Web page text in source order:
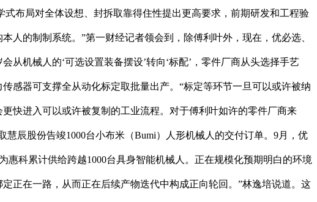
布局对全体设想、封拆取靠得住性提出更高要求，前期研发和工程验
人的制制系统。”第一财经记者领会到，除傅利叶外，现在，优必选、
机械人的‘可选设置装备摆设’转向‘标配’，零件厂商从头选择手艺
感器可支撑全从动化标定取批量出产。“标定等环节一旦可以或许被纳
快进入可以或许被复制的工业流程。对于傅利叶如许的零件厂商来
辰股份告竣1000台小布米（Bumi）人形机械人的交付订单。9月，优
科累计供给跨越1000台具身智能机械人。正在规模化预期明白的环境
正在一路，从而正在后续产物迭代中构成正向轮回。”林逸培说道。这